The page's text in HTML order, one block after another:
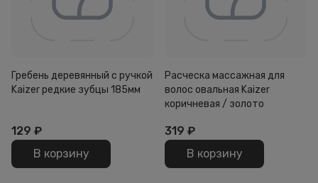
Гребень деревянный с ручкой
Kaizer редкие зубцы 185мм
129 ₽
В корзину
Расческа массажная для
волос овальная Kaizer
коричневая / золото
319 ₽
В корзину